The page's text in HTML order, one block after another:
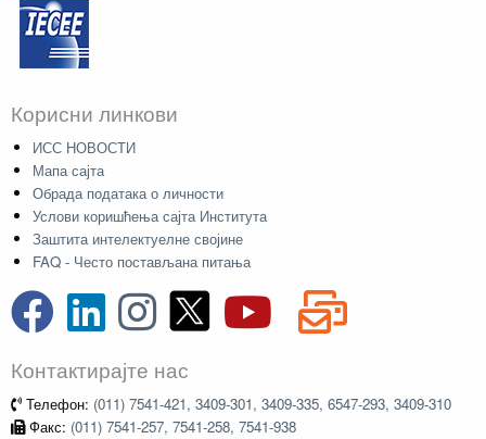
Корисни линкови
ИСС НОВОСТИ
Мапа сајта
Обрада података о личности
Услови коришћења сајта Института
Заштита интелектуелне својине
FAQ - Често постављана питања
Контактирајте нас
Телефон: (011) 7541-421, 3409-301, 3409-335, 6547-293, 3409-310
Факс: (011) 7541-257, 7541-258, 7541-938